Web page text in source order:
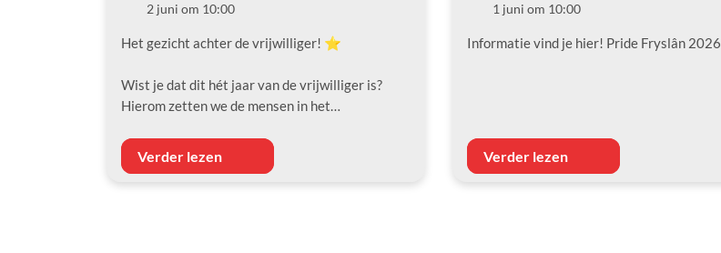
Datum
2 juni om 10:00
Het gezicht achter de vrijwilliger! ⭐️
Wist je dat dit hét jaar van de vrijwilliger is?
Hierom zetten we de mensen in het…
Verder lezen
Datum
1 juni om 10:00
Informatie vind je hier! Pride Fryslân 2026
Verder lezen